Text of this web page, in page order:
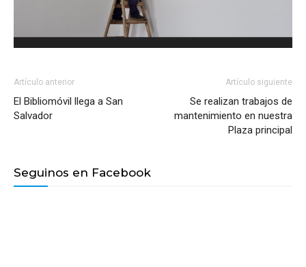
Artículo anterior
El Bibliomóvil llega a San
Salvador
Artículo siguiente
Se realizan trabajos de
mantenimiento en nuestra
Plaza principal
Seguinos en Facebook